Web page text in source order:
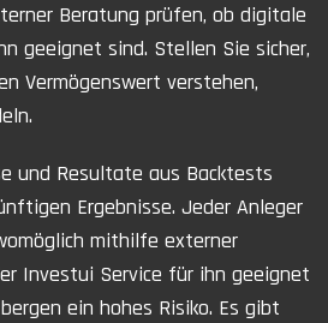
Beratung prüfen, ob digitale
geeignet sind. Stellen Sie sicher,
Vermögenswert verstehen,
und Resultate aus Backtests
Ergebnisse. Jeder Anleger
mithilfe externer
Investui Service für ihn geeignet
ein hohes Risiko. Es gibt